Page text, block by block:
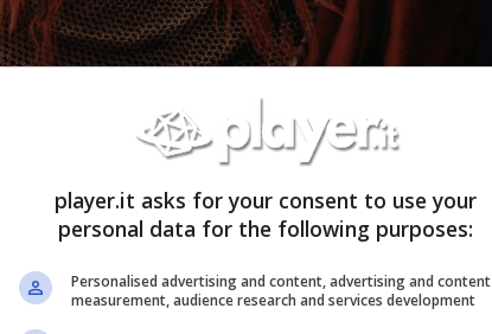
solo una voltaogni tanto nella storia dei
da far appassionare milioni di
dal gioco, restando argomento di discussione
player.it asks for your consent to use your
personal data for the following purposes:
Personalised advertising and content, advertising and content
measurement, audience research and services development